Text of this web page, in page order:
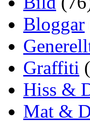
Bloggar
Graffiti
Hiss &
Mat &